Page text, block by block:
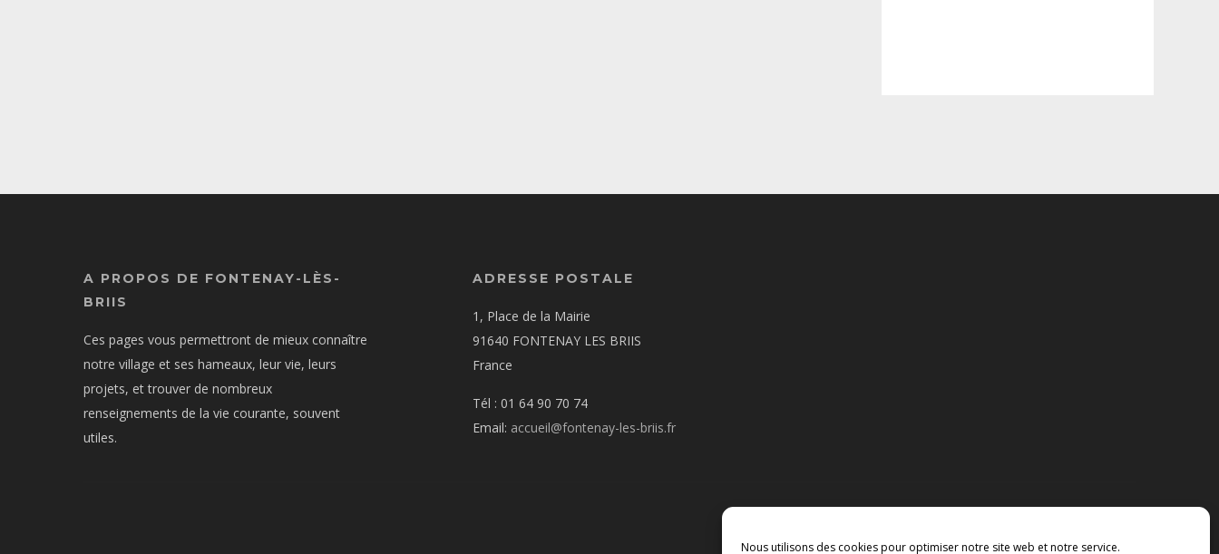
Nous utilisons des cookies pour optimiser notre site web et notre service.
A PROPOS DE FONTENAY-LÈS-
BRIIS
Ces pages vous permettront de mieux connaître
notre village et ses hameaux, leur vie, leurs
projets, et trouver de nombreux
renseignements de la vie courante, souvent
utiles.
ADRESSE POSTALE
1, Place de la Mairie
91640 FONTENAY LES BRIIS
France
Tél : 01 64 90 70 74
Email: accueil@fontenay-les-briis.fr